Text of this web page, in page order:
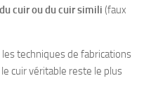
cuir ou du cuir simili (faux
techniques de fabrications
cuir véritable reste le plus